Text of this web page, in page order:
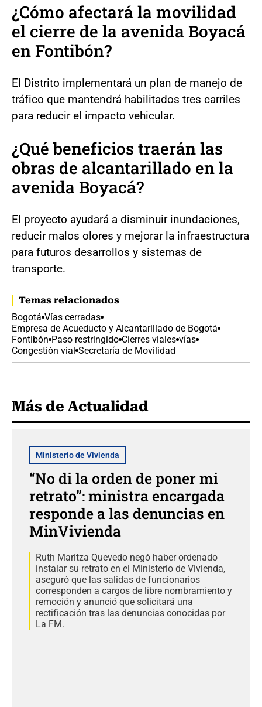
¿Cómo afectará la movilidad
el cierre de la avenida Boyacá
en Fontibón?
El Distrito implementará un plan de manejo de
tráfico que mantendrá habilitados tres carriles
para reducir el impacto vehicular.
¿Qué beneficios traerán las
obras de alcantarillado en la
avenida Boyacá?
El proyecto ayudará a disminuir inundaciones,
reducir malos olores y mejorar la infraestructura
para futuros desarrollos y sistemas de
transporte.
Temas relacionados
Bogotá Vías cerradas
Empresa de Acueducto y Alcantarillado de Bogotá
Fontibón Paso restringido Cierres viales vías
Congestión vial Secretaría de Movilidad
Más de Actualidad
Ministerio de Vivienda
“No di la orden de poner mi
retrato”: ministra encargada
responde a las denuncias en
MinVivienda
Ruth Maritza Quevedo negó haber ordenado
instalar su retrato en el Ministerio de Vivienda,
aseguró que las salidas de funcionarios
corresponden a cargos de libre nombramiento y
remoción y anunció que solicitará una
rectificación tras las denuncias conocidas por
La FM.